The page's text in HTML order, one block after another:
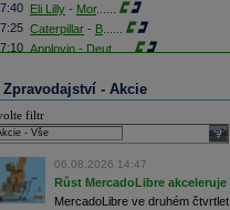
Eli Lilly - Mor......
Caterpillar - B
Applovin - Deut
16:53 Výrobce příslušenství pro
propadl do ztráty 8,8 milionukorun.
Obrat společnosti se loni meziročně
AMD
Britské úřady schválily plánované
domácím konkurentem Paramount
Britská vláda dnes oznámila, že
které rozptýlily obavy ministryně
Zpravodajství - Akcie
filtr
06.08.2026 14:47
Růst MercadoLibre
MercadoLibre ve druhém